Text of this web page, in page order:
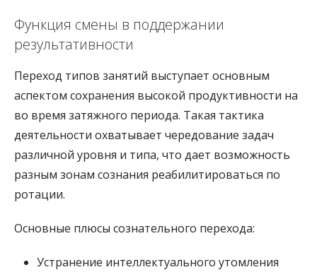
Функция смены в поддержании
результативности
Переход типов занятий выступает основным
аспектом сохранения высокой продуктивности на
во время затяжного периода. Такая тактика
деятельности охватывает чередование задач
различной уровня и типа, что дает возможность
разным зонам сознания реабилитироваться по
ротации.
Основные плюсы сознательного перехода:
Устранение интеллектуального утомления